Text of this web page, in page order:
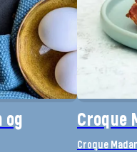
og
Croque
Croque